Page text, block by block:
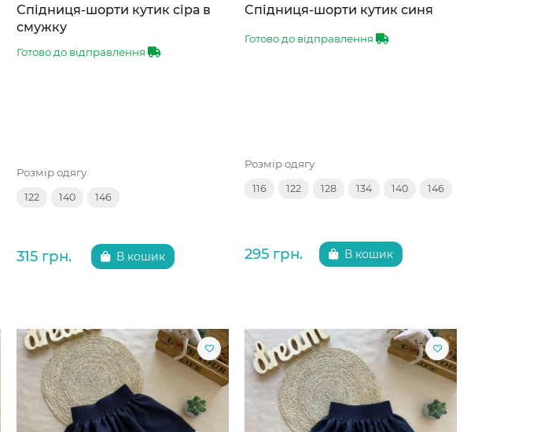
Спідниця-шорти кутик сіра в
смужку
Готово до відправлення
Розмір одягу
122 140 146
315 грн. В кошик
Спідниця-шорти кутик синя
Готово до відправлення
Розмір одягу
116 122 128 134 140 146
295 грн. В кошик